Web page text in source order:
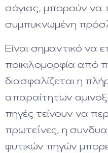
σόγιας, μπορούν να
συμπυκνωμένη
Είναι σημαντικό να
ποικιλομορφία από
διασφαλίζεται η
απαραίτητων
πηγές τείνουν να
πρωτεΐνες, η
φυτικών πηγών